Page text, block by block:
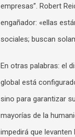
empresas”. Robert
engañador: «ellas
sociales; buscan
En otras palabras: el
global está
sino para garantizar
mayorías de la
impedirá que levanten